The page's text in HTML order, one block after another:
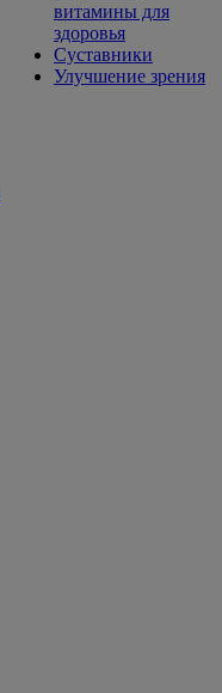
витамины для
здоровья
Суставники
Улучшение зрения